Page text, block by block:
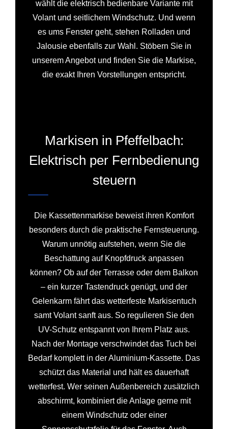
wählt die elektrisch bedienbare Variante mit
Volant und seitlichem Windschutz. Und wenn
es ums Fenster geht, stehen Rolladen und
Jalousie ebenfalls zur Wahl. Stöbern Sie in
unserem Angebot und finden Sie die Markise,
die exakt Ihren Vorstellungen entspricht.
Markisen in Pfeffelbach:
Elektrisch per Fernbedienung
steuern
Die Kassettenmarkise beweist ihren Komfort
besonders durch die praktische Fernsteuerung.
Warum unnötig aufstehen, wenn Sie die
Beschattung auf Knopfdruck anpassen
können? Ob auf der Terrasse oder dem Balkon
– ein kurzer Tastendruck genügt, und der
Gelenkarm fährt das wetterfeste Markisentuch
samt Volant sanft aus. So regulieren Sie den
UV-Schutz entspannt von Ihrem Platz aus.
Nach der Montage verschwindet das Tuch bei
Bedarf komplett in der Aluminium-Kassette. Das
schützt das Material und hält es dauerhaft
wetterfest. Wer seinen Außenbereich zusätzlich
abschirmt, kombiniert die Anlage gerne mit
einem Windschutz oder einer